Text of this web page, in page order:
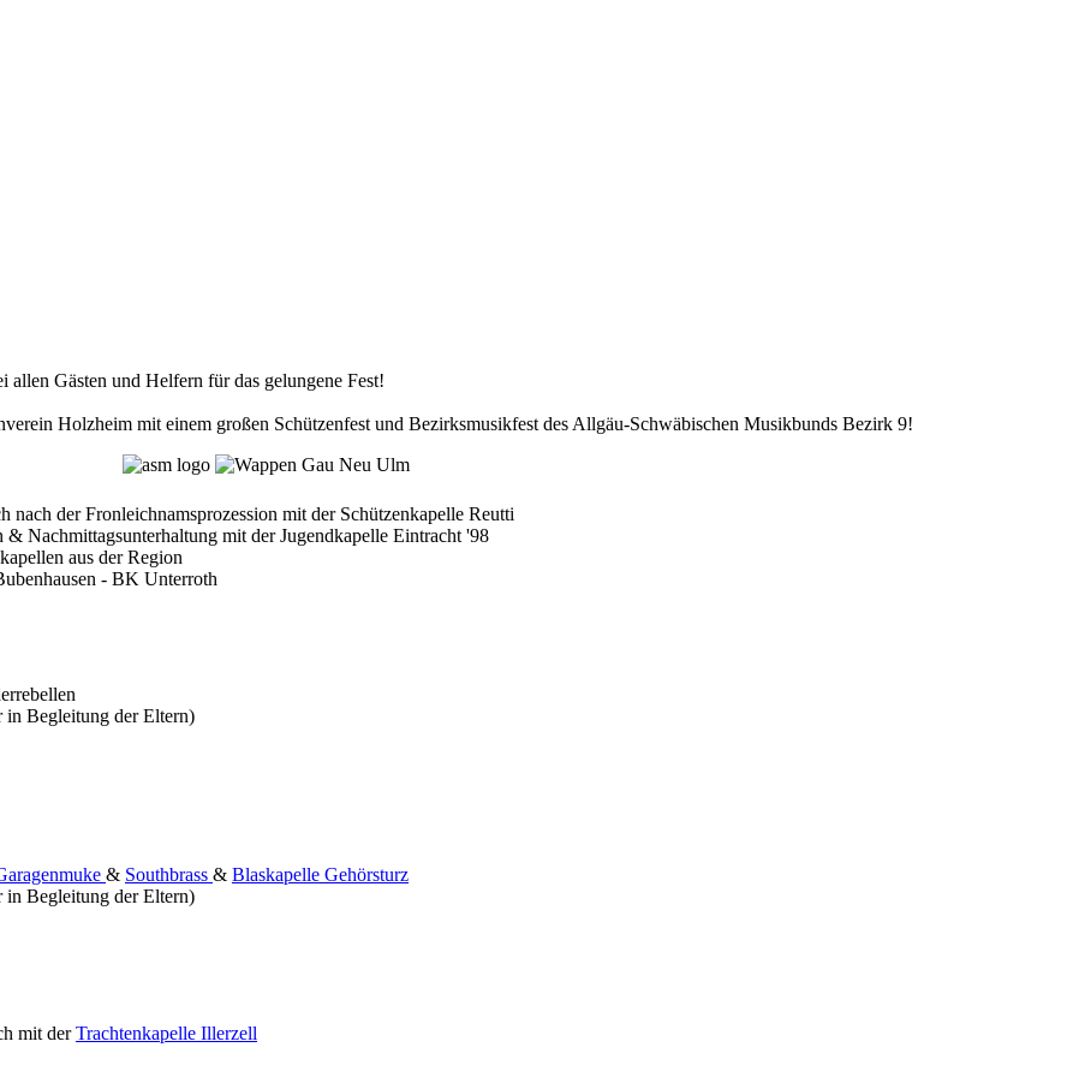
Gästen und Helfern für das gelungene Fest!
Holzheim mit einem großen Schützenfest und Bezirksmusikfest des Allgäu-Schwäbischen Musikbunds Bezirk 9!
nach der Fronleichnamsprozession mit der Schützenkapelle Reutti
& Nachmittagsunterhaltung mit der Jugendkapelle Eintracht '98
aus der Region
- BK Unterroth
in Begleitung der Eltern)
& Southbrass & Blaskapelle Gehörsturz
in Begleitung der Eltern)
mit derTrachtenkapelle Illerzell